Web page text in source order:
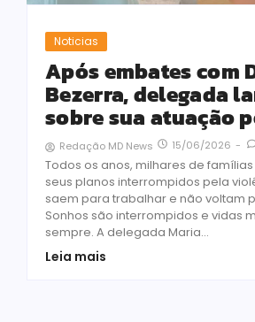
Noticias
Após embates com
Bezerra, delegada
sobre sua atuação
Redação MD News 15/06/2026 -
Todos os anos, milhares de
seus planos interrompidos pela
saem para trabalhar e não voltam
Sonhos são interrompidos e vidas
sempre. A delegada Maria...
Leia mais